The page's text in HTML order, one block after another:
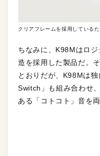
クリアフレームを採用している
ちなみに、K98Mはロ
造を採用した製品だ。
とおりだが、K98Mは
Switch」も組み合わせ
ある「コトコト」音を